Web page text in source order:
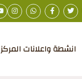
انشطة واعلانات المركز